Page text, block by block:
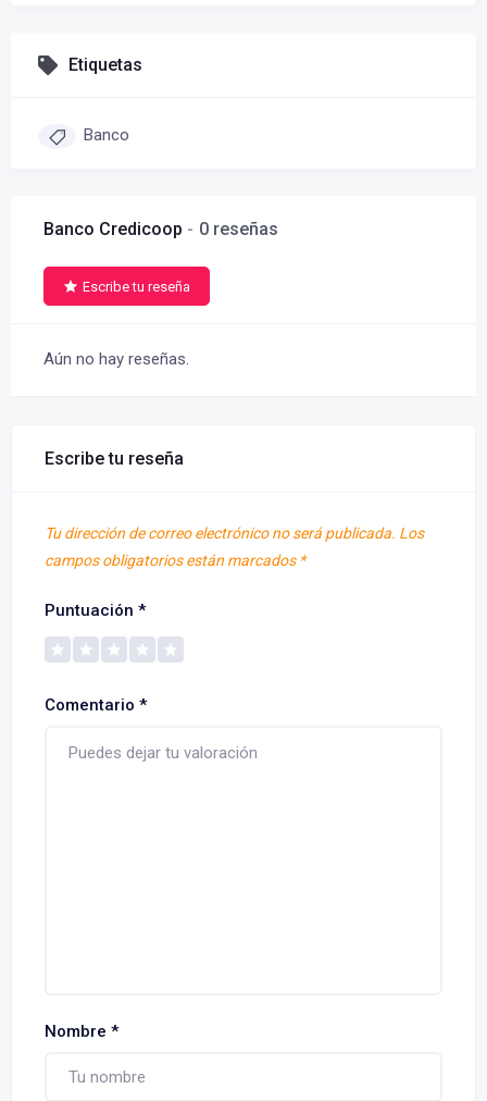
Etiquetas
Banco
Banco Credicoop 0 reseñas
Escribe tu reseña
Aún no hay reseñas.
Escribe tu reseña
Tu dirección de correo electrónico no será publicada. Los
campos obligatorios están marcados *
Puntuación *
Comentario *
Nombre *